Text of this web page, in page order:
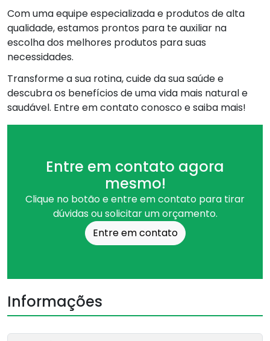
Com uma equipe especializada e produtos de alta
qualidade, estamos prontos para te auxiliar na
escolha dos melhores produtos para suas
necessidades.
Transforme a sua rotina, cuide da sua saúde e
descubra os benefícios de uma vida mais natural e
saudável. Entre em contato conosco e saiba mais!
Entre em contato agora
mesmo!
Clique no botão e entre em contato para tirar
dúvidas ou solicitar um orçamento.
Entre em contato
Informações